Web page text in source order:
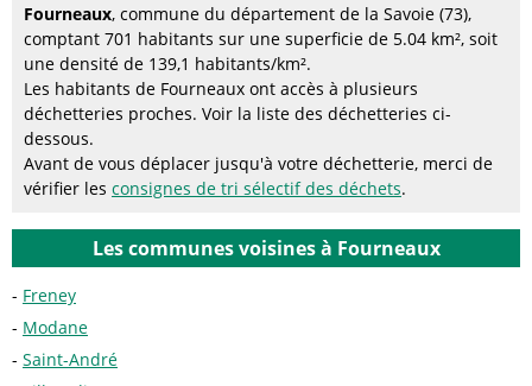
Fourneaux, commune du département de la Savoie (73),
comptant 701 habitants sur une superficie de 5.04 km², soit
une densité de 139,1 habitants/km².
Les habitants de Fourneaux ont accès à plusieurs
déchetteries proches. Voir la liste des déchetteries ci-
dessous.
Avant de vous déplacer jusqu'à votre déchetterie, merci de
vérifier les consignes de tri sélectif des déchets.
Les communes voisines à Fourneaux
Freney
Modane
Saint-André